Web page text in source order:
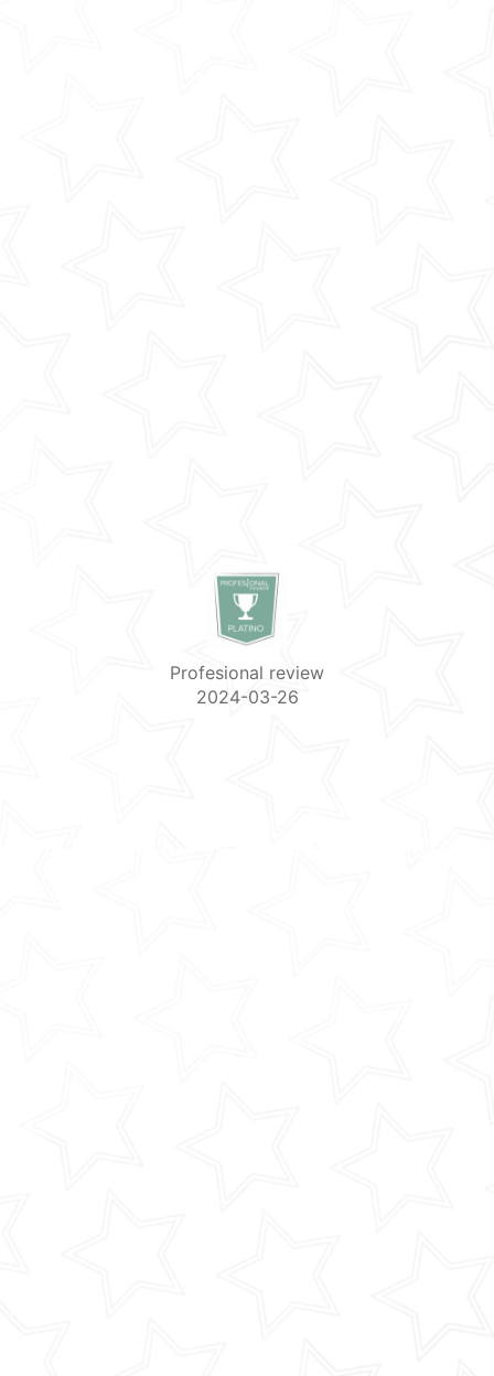
Profesional review
2024-03-26